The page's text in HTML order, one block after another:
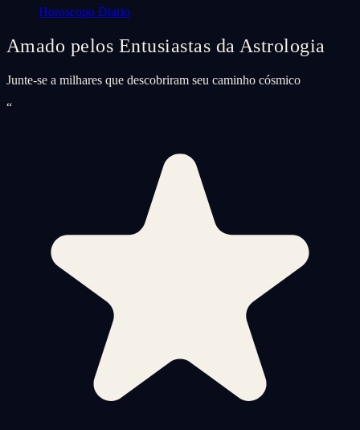
Horoscopo Diario
Amado pelos Entusiastas da Astrologia
Junte-se a milhares que descobriram seu caminho cósmico
“